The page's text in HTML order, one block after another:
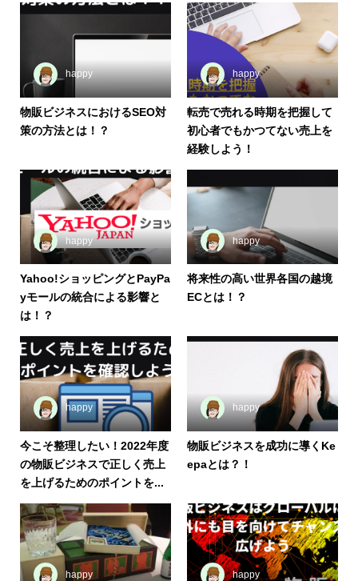
happy
物販ビジネスにおけるSEO対
策の方法とは！？
happy
転売で売れる時期を把握して
初心者でもかつてない売上を
経験しよう！
happy
Yahoo!ショッピングとPayPa
yモールの統合による影響と
は！？
happy
将来性の高い世界各国の越境
ECとは！？
happy
今こそ整理したい！2022年度
の物販ビジネスで正しく売上
を上げるためのポイントを...
happy
物販ビジネスを成功に導くKe
epaとは？！
happy happy